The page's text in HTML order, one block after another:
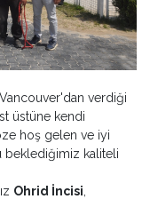
Vancouver'dan verdiği
üstüne kendi
hoş gelen ve iyi
beklediğimiz kaliteli
Ohrid İncisi